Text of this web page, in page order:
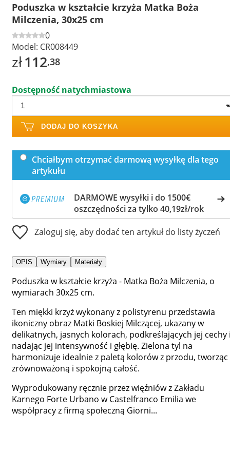
Poduszka w kształcie krzyża Matka Boża
Milczenia, 30x25 cm
0
Model: CR008449
zł112,38
Dostępność natychmiastowa
DODAJ DO KOSZYKA
Chciałbym otrzymać darmową wysyłkę dla tego
artykułu
DARMOWE wysyłki i do 1500€
oszczędności za tylko 40,19zł/rok
Zaloguj się, aby dodać ten artykuł do listy życzeń
OPIS Wymiary Materiały
Poduszka w kształcie krzyża - Matka Boża Milczenia, o
wymiarach 30x25 cm.
Ten miękki krzyż wykonany z polistyrenu przedstawia
ikoniczny obraz Matki Boskiej Milczącej, ukazany w
delikatnych, jasnych kolorach, podkreślających jej cechy
nadając jej intensywność i głębię. Zielona tyl na
harmonizuje idealnie z paletą kolorów z przodu, tworząc
zrównoważoną i spokojną całość.
Wyprodukowany ręcznie przez więźniów z Zakładu
Karnego Forte Urbano w Castelfranco Emilia we
współpracy z firmą społeczną Giorni...